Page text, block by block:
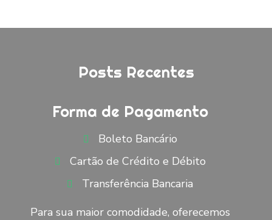
Posts Recentes
Forma de Pagamento
Boleto Bancário
Cartão de Crédito e Débito
Transferência Bancaria
Para sua maior comodidade, oferecemos